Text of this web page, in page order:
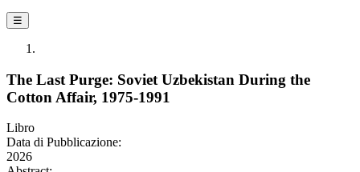
☰
The Last Purge: Soviet Uzbekistan During the
Cotton Affair, 1975-1991
Libro
Data di Pubblicazione:
2026